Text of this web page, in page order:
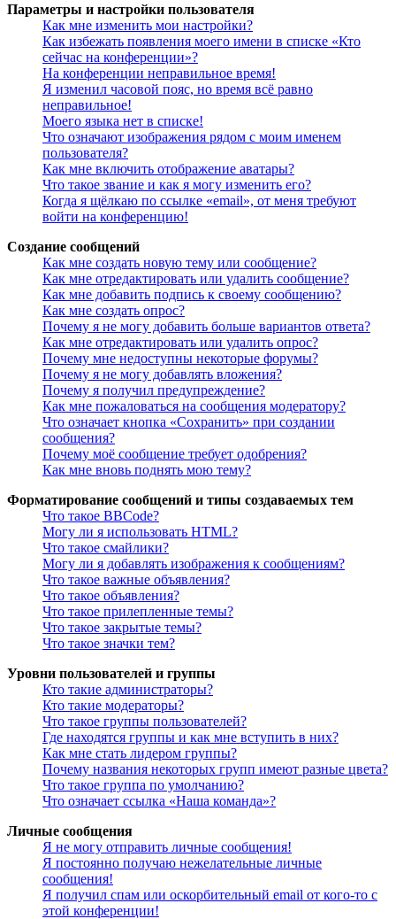
Параметры и настройки пользователя
Как мне изменить мои настройки?
Как избежать появления моего имени в списке «Кто
сейчас на конференции»?
На конференции неправильное время!
Я изменил часовой пояс, но время всё равно
неправильное!
Моего языка нет в списке!
Что означают изображения рядом с моим именем
пользователя?
Как мне включить отображение аватары?
Что такое звание и как я могу изменить его?
Когда я щёлкаю по ссылке «email», от меня требуют
войти на конференцию!
Создание сообщений
Как мне создать новую тему или сообщение?
Как мне отредактировать или удалить сообщение?
Как мне добавить подпись к своему сообщению?
Как мне создать опрос?
Почему я не могу добавить больше вариантов ответа?
Как мне отредактировать или удалить опрос?
Почему мне недоступны некоторые форумы?
Почему я не могу добавлять вложения?
Почему я получил предупреждение?
Как мне пожаловаться на сообщения модератору?
Что означает кнопка «Сохранить» при создании
сообщения?
Почему моё сообщение требует одобрения?
Как мне вновь поднять мою тему?
Форматирование сообщений и типы создаваемых тем
Что такое BBCode?
Могу ли я использовать HTML?
Что такое смайлики?
Могу ли я добавлять изображения к сообщениям?
Что такое важные объявления?
Что такое объявления?
Что такое прилепленные темы?
Что такое закрытые темы?
Что такое значки тем?
Уровни пользователей и группы
Кто такие администраторы?
Кто такие модераторы?
Что такое группы пользователей?
Где находятся группы и как мне вступить в них?
Как мне стать лидером группы?
Почему названия некоторых групп имеют разные цвета?
Что такое группа по умолчанию?
Что означает ссылка «Наша команда»?
Личные сообщения
Я не могу отправить личные сообщения!
Я постоянно получаю нежелательные личные
сообщения!
Я получил спам или оскорбительный email от кого-то с
этой конференции!